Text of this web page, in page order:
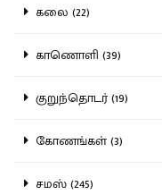
கலை (22)
காணொளி (39)
குறுந்தொடர் (19)
கோணங்கள் (3)
சமஸ் (245)